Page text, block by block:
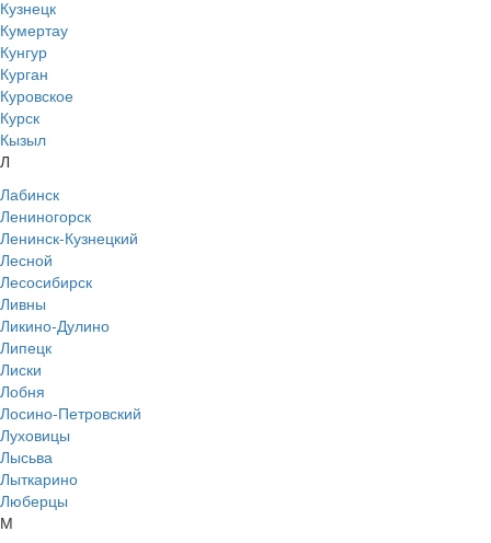
Кузнецк
Кумертау
Кунгур
Курган
Куровское
Курск
Кызыл
Л
Лабинск
Лениногорск
Ленинск-Кузнецкий
Лесной
Лесосибирск
Ливны
Ликино-Дулино
Липецк
Лиски
Лобня
Лосино-Петровский
Луховицы
Лысьва
Лыткарино
Люберцы
М